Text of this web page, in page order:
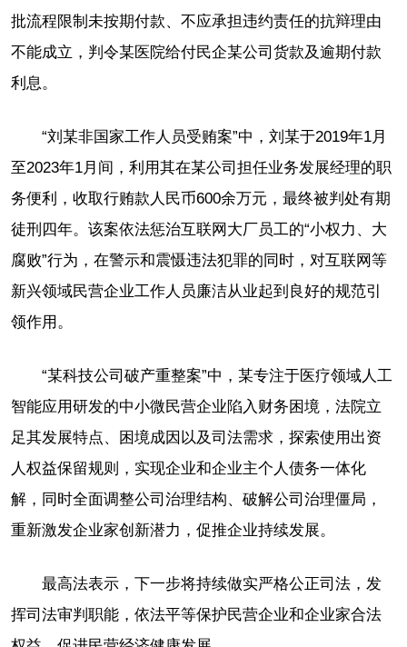
批流程限制未按期付款、不应承担违约责任的抗辩理由
不能成立，判令某医院给付民企某公司货款及逾期付款
利息。
“刘某非国家工作人员受贿案”中，刘某于2019年1月
至2023年1月间，利用其在某公司担任业务发展经理的职
务便利，收取行贿款人民币600余万元，最终被判处有期
徒刑四年。该案依法惩治互联网大厂员工的“小权力、大
腐败”行为，在警示和震慑违法犯罪的同时，对互联网等
新兴领域民营企业工作人员廉洁从业起到良好的规范引
领作用。
“某科技公司破产重整案”中，某专注于医疗领域人工
智能应用研发的中小微民营企业陷入财务困境，法院立
足其发展特点、困境成因以及司法需求，探索使用出资
人权益保留规则，实现企业和企业主个人债务一体化
解，同时全面调整公司治理结构、破解公司治理僵局，
重新激发企业家创新潜力，促推企业持续发展。
最高法表示，下一步将持续做实严格公正司法，发
挥司法审判职能，依法平等保护民营企业和企业家合法